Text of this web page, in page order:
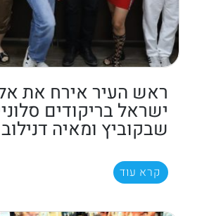
ראש העיר אירח את
ישראל בריקודים
שבקוביץ ומאיה דנילוב
קרא עוד